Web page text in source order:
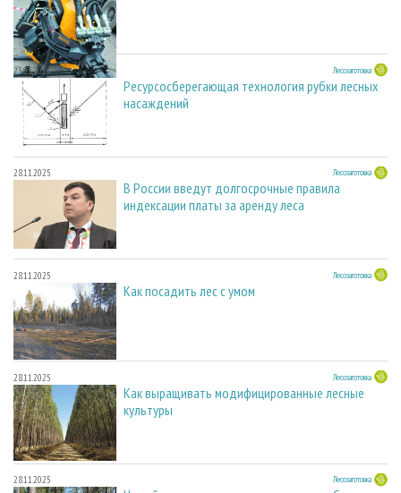
23.03.2026 Лесозаготовка
Ресурсосберегающая технология рубки лесных
насаждений
28.11.2025 Лесозаготовка
В России введут долгосрочные правила
индексации платы за аренду леса
28.11.2025 Лесозаготовка
Как посадить лес с умом
28.11.2025 Лесозаготовка
Как выращивать модифицированные лесные
культуры
28.11.2025 Лесозаготовка